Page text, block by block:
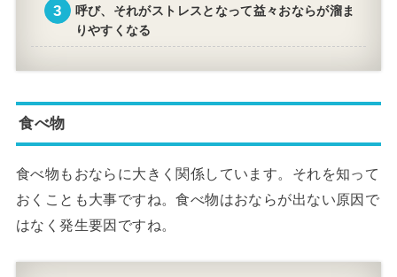
呼び、それがストレスとなって益々おならが溜ま
りやすくなる
食べ物
食べ物もおならに大きく関係しています。それを知って
おくことも大事ですね。食べ物はおならが出ない原因で
はなく発生要因ですね。